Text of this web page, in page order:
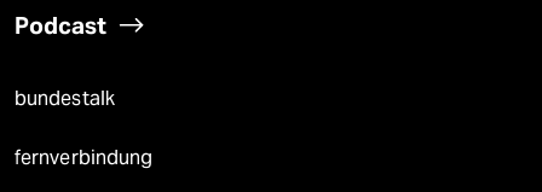
Podcast
bundestalk
fernverbindung